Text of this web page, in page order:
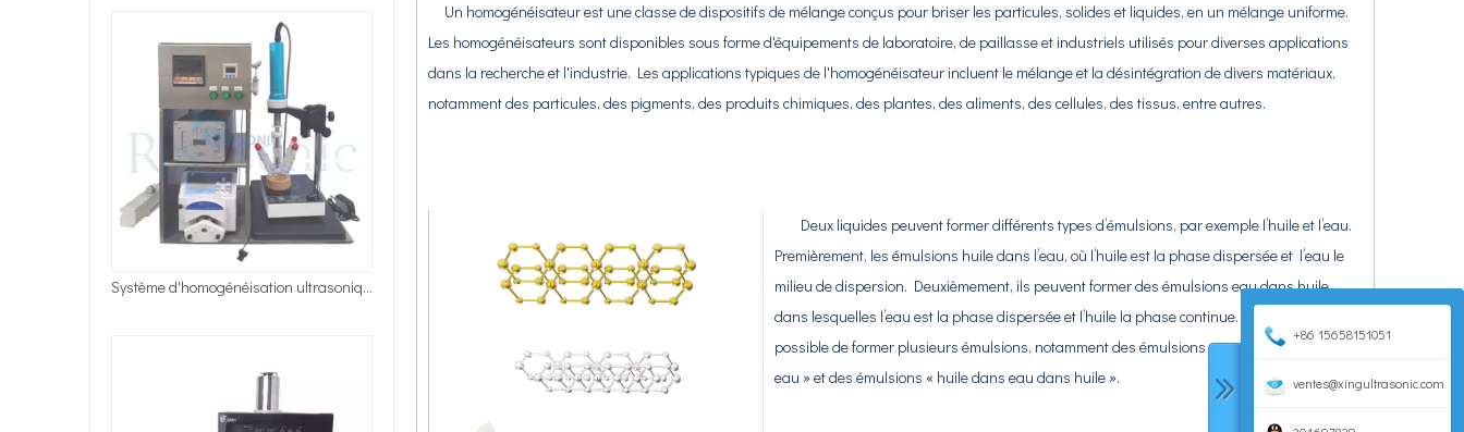
Emuisification du sonicateur à sonde avec enceinte sonore
Un homogénéisateur est une classe de dispositifs de mélange conçus pour briser les particules, solides et liquides, en un mélange uniforme.
Les homogénéisateurs sont disponibles sous forme d'équipements de laboratoire, de paillasse et industriels utilisés pour diverses applications
dans la recherche et l'industrie. Les applications typiques de l'homogénéisateur incluent le mélange et la désintégration de divers matériaux,
notamment des particules, des pigments, des produits chimiques, des plantes, des aliments, des cellules, des tissus, entre autres.
Deux liquides peuvent former différents types d’émulsions, par exemple l’huile et l’eau.
Premièrement, les émulsions huile dans l’eau, où l’huile est la phase dispersée et l’eau le
milieu de dispersion. Deuxièmement, ils peuvent former des émulsions eau dans huile,
dans lesquelles l’eau est la phase dispersée et l’huile la phase continue. Il est également
possible de former plusieurs émulsions, notamment des émulsions « eau dans huile dans
eau » et des émulsions « huile dans eau dans huile ».
+86 15658151051
ventes@xingultrasonic.com